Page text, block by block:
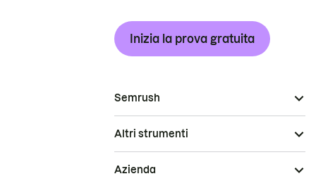
Inizia la prova gratuita
Semrush
Altri strumenti
Azienda